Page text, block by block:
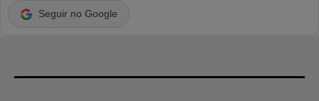
Seguir no Google